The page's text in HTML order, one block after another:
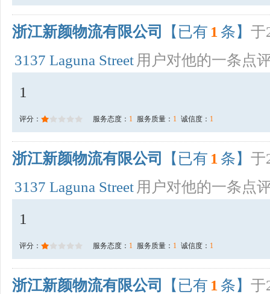
浙江新颜物流有限公司 【已有 1 条】 于
3137 Laguna Street 用户对他的一条点
1
评分： 服务态度： 1 服务质量： 1 诚信度： 1
浙江新颜物流有限公司 【已有 1 条】 于
3137 Laguna Street 用户对他的一条点
1
评分： 服务态度： 1 服务质量： 1 诚信度： 1
浙江新颜物流有限公司 【已有 1 条】 于